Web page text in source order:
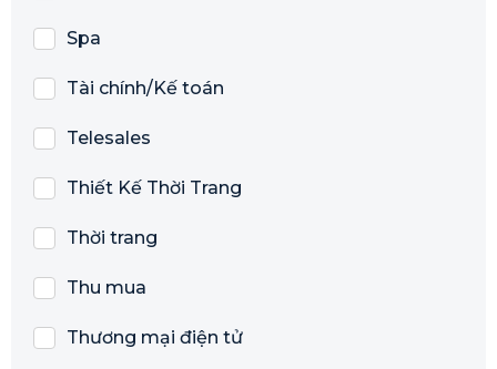
Spa
Tài chính/Kế toán
Telesales
Thiết Kế Thời Trang
Thời trang
Thu mua
Thương mại điện tử